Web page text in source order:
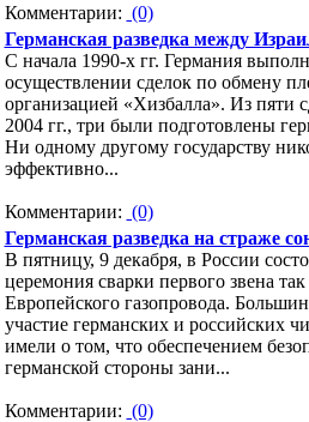
Комментарии: (0)
Германская разведка между
С начала 1990-х гг. Германия
осуществлении сделок по обмену
организацией «Хизбалла». Из пяти
2004 гг., три были подготовлены
Ни одному другому государству
эффективно...
Комментарии: (0)
Германская разведка на страже
В пятницу, 9 декабря, в России
церемония сварки первого звена
Европейского газопровода.
участие германских и российских
имели о том, что обеспечением
германской стороны зани...
Комментарии: (0)